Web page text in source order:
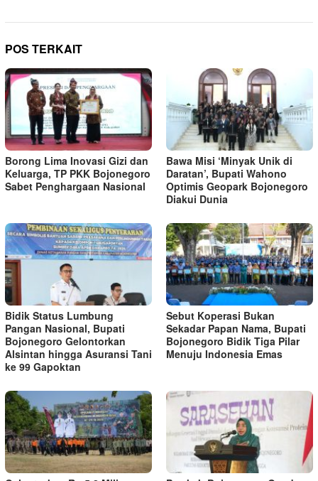
POS TERKAIT
Borong Lima Inovasi Gizi dan
Keluarga, TP PKK Bojonegoro
Sabet Penghargaan Nasional
Bawa Misi ‘Minyak Unik di
Daratan’, Bupati Wahono
Optimis Geopark Bojonegoro
Diakui Dunia
Bidik Status Lumbung
Pangan Nasional, Bupati
Bojonegoro Gelontorkan
Alsintan hingga Asuransi Tani
ke 99 Gapoktan
Sebut Koperasi Bukan
Sekadar Papan Nama, Bupati
Bojonegoro Bidik Tiga Pilar
Menuju Indonesia Emas